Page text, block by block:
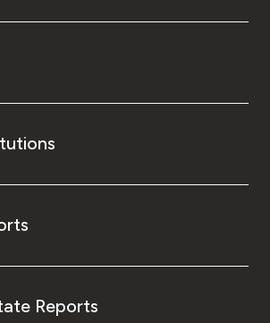
Reports